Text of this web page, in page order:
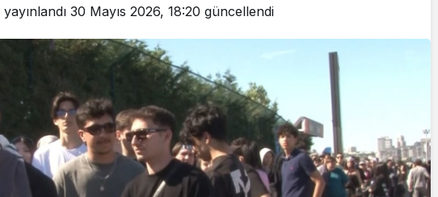
yayınlandı 30 Mayıs 2026, 18:20 güncellendi
Yazarlar
AKDENİZ, BİR AÇIK
HAVA HAZİNESİ